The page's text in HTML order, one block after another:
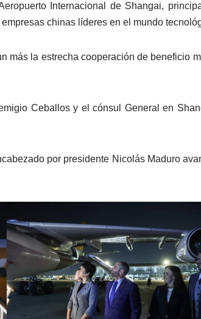
Internacional de Shangai,
chinas líderes en el mundo
más la estrecha cooperación de beneficio
Ceballos y el cónsul General en
por presidente Nicolás Maduro